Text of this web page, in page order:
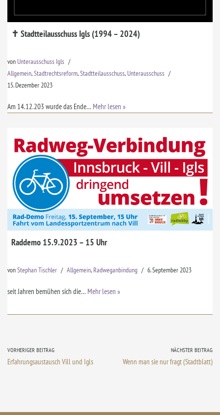
✝ Stadtteilausschuss Igls (1994 – 2024)
von Unterausschuss Igls
Allgemein,Stadtrechtsreform,Stadtteilausschuss, Unterausschuss
15. Dezember 2023
Am 14.12.203 wurde das Ende… Mehr lesen »
Raddemo 15.9.2023 – 15 Uhr
vonStephan Tischler Allgemein, Radweganbindung 6. September 2023
seit Jahren bemühen sich die… Mehr lesen »
VORHERIGER BEITRAG
Erfahrungsaustausch Vill und Igls
NÄCHSTER BEITRAG
Wenn man sie nur fragt (Stadtblatt)